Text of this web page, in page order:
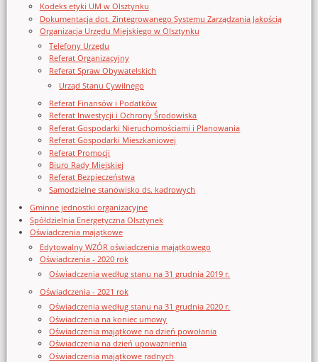
Kodeks etyki UM w Olsztynku
Dokumentacja dot. Zintegrowanego Systemu Zarządzania Jakością
Organizacja Urzędu Miejskiego w Olsztynku
Telefony Urzędu
Referat Organizacyjny
Referat Spraw Obywatelskich
Urząd Stanu Cywilnego
Referat Finansów i Podatków
Referat Inwestycji i Ochrony Środowiska
Referat Gospodarki Nieruchomościami i Planowania
Referat Gospodarki Mieszkaniowej
Referat Promocji
Biuro Rady Miejskiej
Referat Bezpieczeństwa
Samodzielne stanowisko ds. kadrowych
Gminne jednostki organizacyjne
Spółdzielnia Energetyczna Olsztynek
Oświadczenia majątkowe
Edytowalny WZÓR oświadczenia majątkowego
Oświadczenia - 2020 rok
Oświadczenia według stanu na 31 grudnia 2019 r.
Oświadczenia - 2021 rok
Oświadczenia według stanu na 31 grudnia 2020 r.
Oświadczenia na koniec umowy
Oświadczenia majątkowe na dzień powołania
Oświadczenia na dzień upoważnienia
Oświadczenia majątkowe radnych